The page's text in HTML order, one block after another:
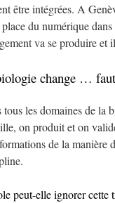
être intégrées. A
du numérique
va se produire et
change …
tous les domaines de la
on produit et on
de la manière
peut-elle ignorer cette